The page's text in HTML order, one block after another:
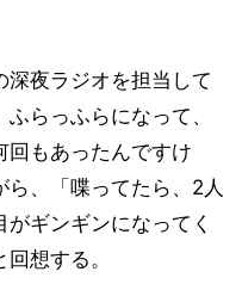
深夜ラジオを担当して
らっふらになって、
回もあったんですけ
、「喋ってたら、2人
ギンギンになってく
想する。